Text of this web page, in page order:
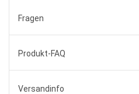
Fragen
Produkt-FAQ
Versandinfo